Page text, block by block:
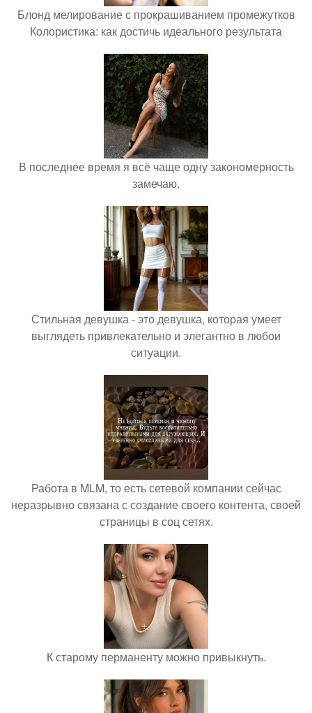
Блонд мелирование с прокрашиванием промежутков
Колористика: как достичь идеального результата
В последнее время я всё чаще одну закономерность
замечаю.
Стильная девушка - это девушка, которая умеет
выглядеть привлекательно и элегантно в любои
ситуации.
Работа в MLM, то есть сетевой компании сейчас
неразрывно связана с создание своего контента, своей
страницы в соц сетях.
К старому перманенту можно привыкнуть.